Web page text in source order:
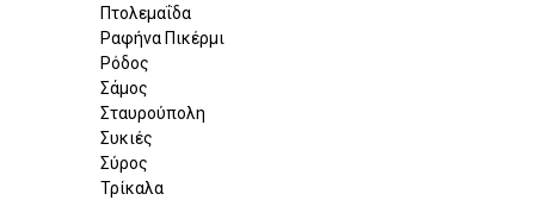
Πτολεμαΐδα
Ραφήνα Πικέρμι
Ρόδος
Σάμος
Σταυρούπολη
Συκιές
Σύρος
Τρίκαλα